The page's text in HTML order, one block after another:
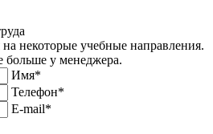
на некоторые учебные направления.
больше у менеджера.
Имя*
Телефон*
E-mail*